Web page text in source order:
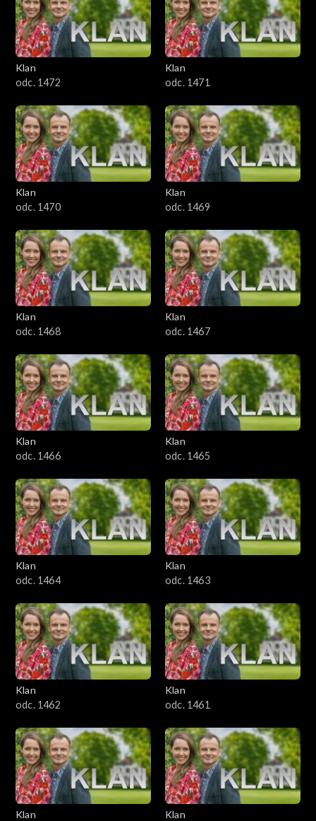
Klan
odc. 1472
Klan
odc. 1471
Klan
odc. 1470
Klan
odc. 1469
Klan
odc. 1468
Klan
odc. 1467
Klan
odc. 1466
Klan
odc. 1465
Klan
odc. 1464
Klan
odc. 1463
Klan
odc. 1462
Klan
odc. 1461
Klan
Klan